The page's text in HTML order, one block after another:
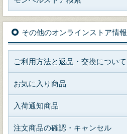
その他のオンラインストア情報
ご利用方法と返品・交換について
お気に入り商品
入荷通知商品
注文商品の確認・キャンセル